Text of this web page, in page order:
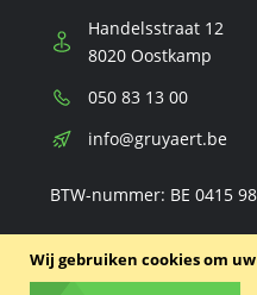
Wij gebruiken cookies om
Handelsstraat 12
8020 Oostkamp
Telefoon:
050 83 13 00
E-
info@gruyaert.be
BTW-nummer: BE 0415